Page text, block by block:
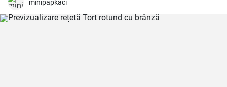
minipapkaci